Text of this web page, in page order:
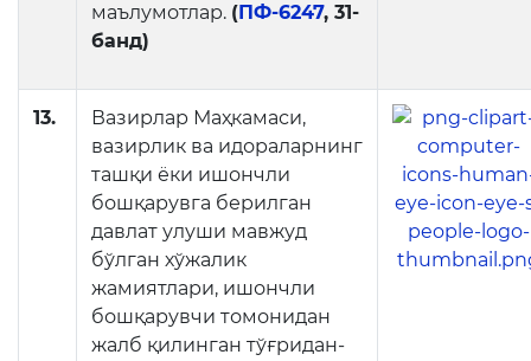
маълумотлар. (ПФ-6247, 31-
банд)
13.
Вазирлар Маҳкамаси,
вазирлик ва идораларнинг
ташқи ёки ишончли
бошқарувга берилган
давлат улуши мавжуд
бўлган хўжалик
жамиятлари, ишончли
бошқарувчи томонидан
жалб қилинган тўғридан-